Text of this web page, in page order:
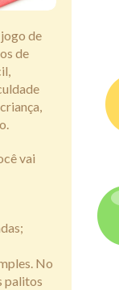
de
de
vai
No
palitos